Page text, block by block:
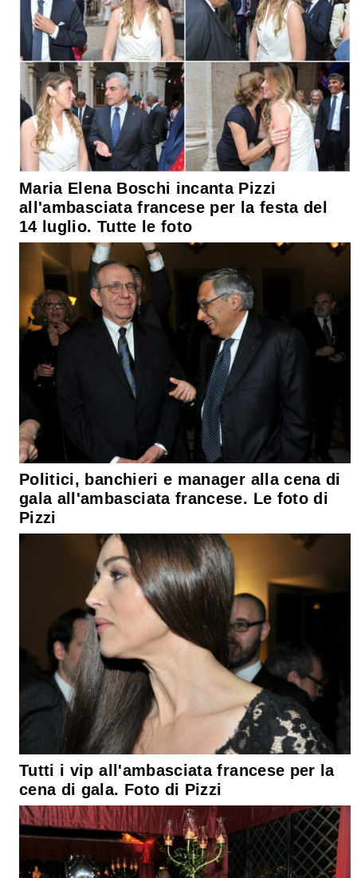
Maria Elena Boschi incanta Pizzi
all'ambasciata francese per la festa del
14 luglio. Tutte le foto
Politici, banchieri e manager alla cena di
gala all'ambasciata francese. Le foto di
Pizzi
Tutti i vip all'ambasciata francese per la
cena di gala. Foto di Pizzi